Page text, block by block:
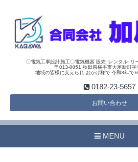
〇電気工事設計施工〇電気機器 販売･レンタル･リ
〒013-0051 秋田県横手市大屋新町字
地域の皆様に支えられ おかげ様で 令和3年で
0182-23-5657
お問い合わせ
MENU